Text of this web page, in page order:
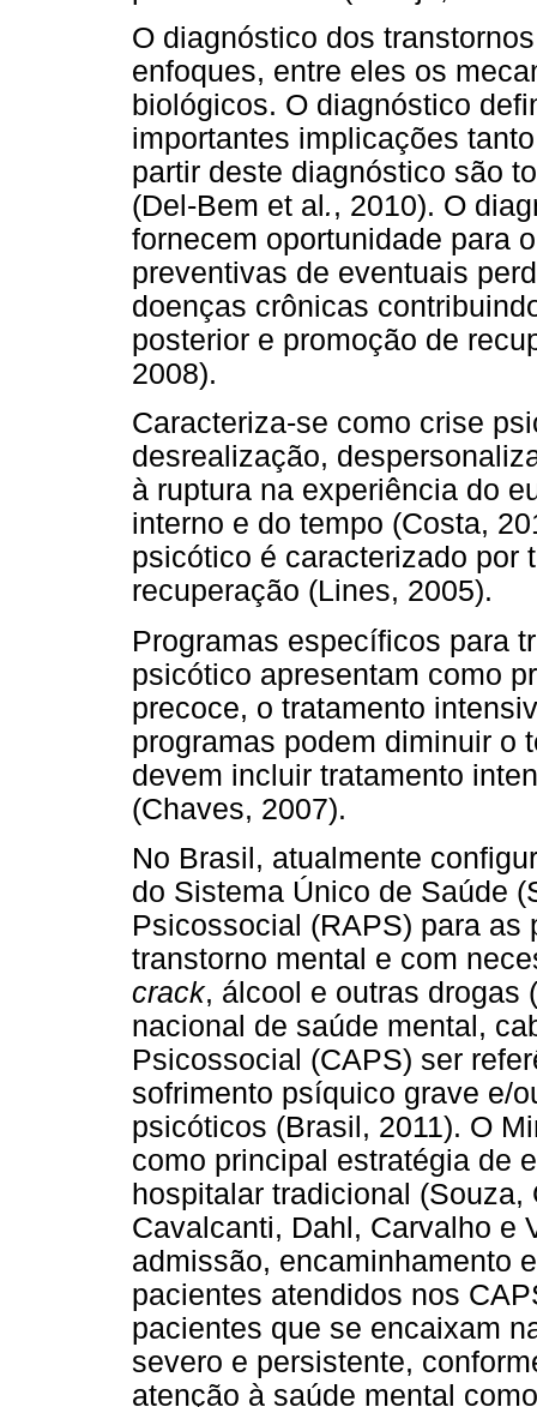
O diagnóstico dos
enfoques, entre eles os
biológicos. O diagnóstico
importantes implicações
partir deste diagnóstico são
(Del-Bem et al ., 2010). O
fornecem oportunidade para
preventivas de eventuais
doenças crônicas
posterior e promoção de
2008).
Caracteriza-se como crise
desrealização,
à ruptura na experiência do
interno e do tempo (Costa,
psicótico é caracterizado por
recuperação (Lines, 2005).
Programas específicos para
psicótico apresentam como
precoce, o tratamento
programas podem diminuir o
devem incluir tratamento
(Chaves, 2007).
No Brasil, atualmente
do Sistema Único de Saúde
Psicossocial (RAPS) para as
transtorno mental e com
crack, álcool e outras drogas
nacional de saúde mental,
Psicossocial (CAPS) ser
sofrimento psíquico grave e/
psicóticos (Brasil, 2011). O
como principal estratégia de
hospitalar tradicional
Cavalcanti, Dahl, Carvalho e
admissão, encaminhamento
pacientes atendidos nos
pacientes que se encaixam
severo e persistente,
atenção à saúde mental